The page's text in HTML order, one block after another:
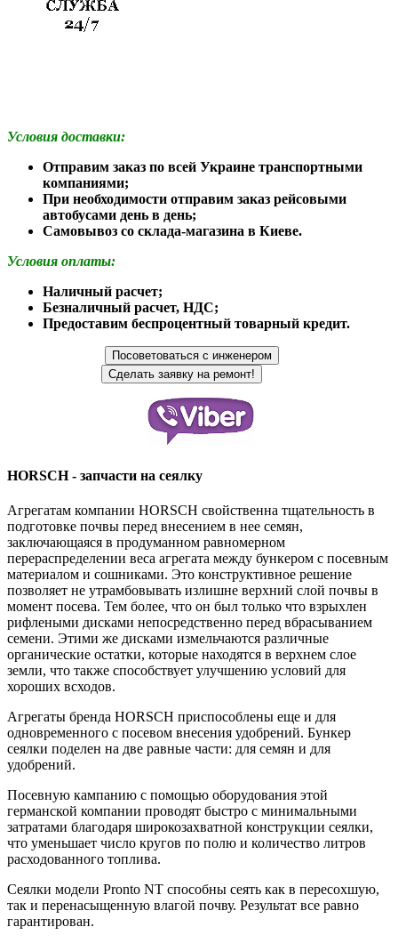
Условия доставки:
Отправим заказ по всей Украине транспортными
компаниями;
При необходимости отправим заказ рейсовыми
автобусами день в день;
Самовывоз со склада-магазина в Киеве.
Условия оплаты:
Наличный расчет;
Безналичный расчет, НДС;
Предоставим беспроцентный товарный кредит.
HORSCH - запчасти на сеялку
Агрегатам компании HORSCH свойственна тщательность в
подготовке почвы перед внесением в нее семян,
заключающаяся в продуманном равномерном
перераспределении веса агрегата между бункером с посевным
материалом и сошниками. Это конструктивное решение
позволяет не утрамбовывать излишне верхний слой почвы в
момент посева. Тем более, что он был только что взрыхлен
рифлеными дисками непосредственно перед вбрасыванием
семени. Этими же дисками измельчаются различные
органические остатки, которые находятся в верхнем слое
земли, что также способствует улучшению условий для
хороших всходов.
Агрегаты бренда HORSCH приспособлены еще и для
одновременного с посевом внесения удобрений. Бункер
сеялки поделен на две равные части: для семян и для
удобрений.
Посевную кампанию с помощью оборудования этой
германской компании проводят быстро с минимальными
затратами благодаря широкозахватной конструкции сеялки,
что уменьшает число кругов по полю и количество литров
расходованного топлива.
Сеялки модели Pronto NT способны сеять как в пересохшую,
так и перенасыщенную влагой почву. Результат все равно
гарантирован.